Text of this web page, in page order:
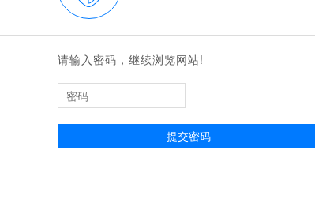
请输入密码，继续浏览网站!
提交密码